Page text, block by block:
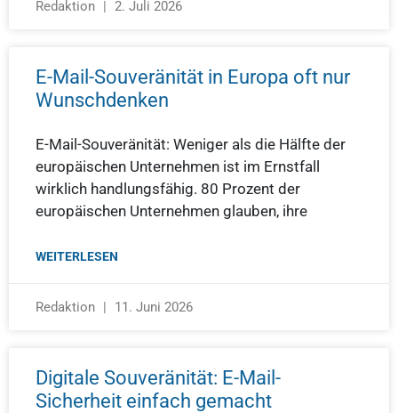
Redaktion 2. Juli 2026
E-Mail-Souveränität in Europa oft nur
Wunschdenken
E-Mail-Souveränität: Weniger als die Hälfte der
europäischen Unternehmen ist im Ernstfall
wirklich handlungsfähig. 80 Prozent der
europäischen Unternehmen glauben, ihre
WEITERLESEN
Redaktion 11. Juni 2026
Digitale Souveränität: E-Mail-
Sicherheit einfach gemacht